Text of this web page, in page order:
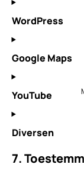
WordPress
Google Maps
YouTube
Diversen
7.